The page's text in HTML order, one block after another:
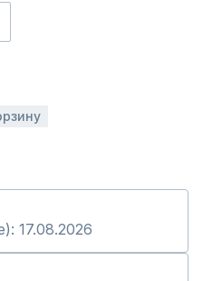
17.08.2026